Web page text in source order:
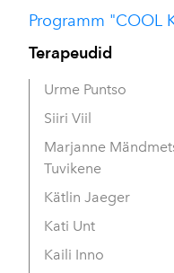
Programm "COOL
Terapeudid
Urme Puntso
Siiri Viil
Marjanne
Tuvikene
Kätlin Jaeger
Kati Unt
Kaili Inno